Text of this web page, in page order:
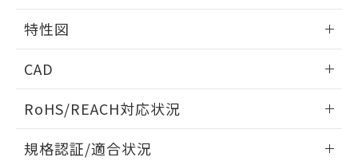
外形図
特性図
電気的耐久性曲線
CAD
ドすることができます。
RoHS/REACH対応状況
規格認証/適合状況